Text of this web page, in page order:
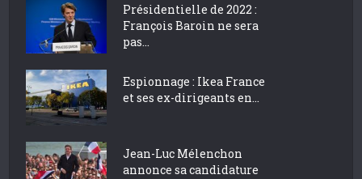
Présidentielle de 2022 :
François Baroin ne sera
pas...
Espionnage : Ikea France
et ses ex-dirigeants en...
Jean-Luc Mélenchon
annonce sa candidature